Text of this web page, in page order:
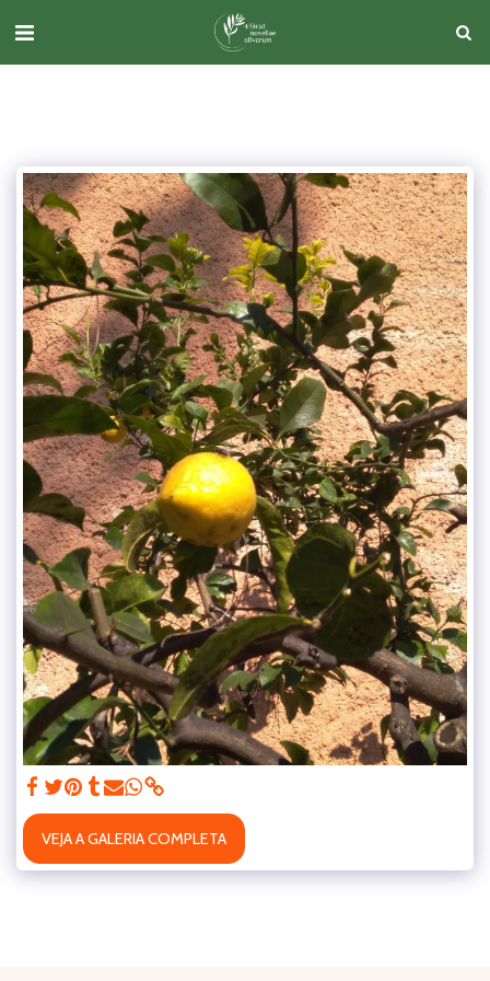
VEJA A GALERIA COMPLETA